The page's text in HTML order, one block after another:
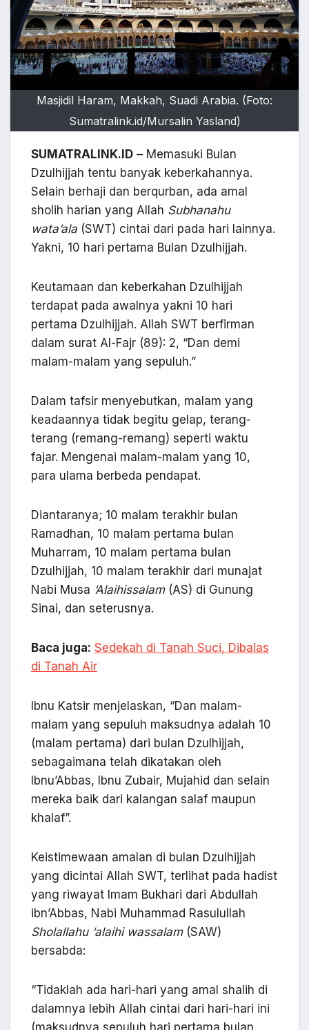
Masjidil Haram, Makkah, Suadi Arabia. (Foto:
Sumatralink.id/Mursalin Yasland)
SUMATRALINK.ID – Memasuki Bulan
Dzulhijjah tentu banyak keberkahannya.
Selain berhaji dan berqurban, ada amal
sholih harian yang Allah Subhanahu
wata’ala (SWT) cintai dari pada hari lainnya.
Yakni, 10 hari pertama Bulan Dzulhijjah.
Keutamaan dan keberkahan Dzulhijjah
terdapat pada awalnya yakni 10 hari
pertama Dzulhijjah. Allah SWT berfirman
dalam surat Al-Fajr (89): 2, “Dan demi
malam-malam yang sepuluh.”
Dalam tafsir menyebutkan, malam yang
keadaannya tidak begitu gelap, terang-
terang (remang-remang) seperti waktu
fajar. Mengenai malam-malam yang 10,
para ulama berbeda pendapat.
Diantaranya; 10 malam terakhir bulan
Ramadhan, 10 malam pertama bulan
Muharram, 10 malam pertama bulan
Dzulhijjah, 10 malam terakhir dari munajat
Nabi Musa ‘Alaihissalam(AS) di Gunung
Sinai, dan seterusnya.
Baca juga: Sedekah di Tanah Suci, Dibalas
di Tanah Air
Ibnu Katsir menjelaskan, “Dan malam-
malam yang sepuluh maksudnya adalah 10
(malam pertama) dari bulan Dzulhijjah,
sebagaimana telah dikatakan oleh
Ibnu’Abbas, Ibnu Zubair, Mujahid dan selain
mereka baik dari kalangan salaf maupun
khalaf”.
Keistimewaan amalan di bulan Dzulhijjah
yang dicintai Allah SWT, terlihat pada hadist
yang riwayat Imam Bukhari dari Abdullah
ibn’Abbas, Nabi Muhammad Rasulullah
Sholallahu ‘alaihi wassalam(SAW)
bersabda:
“Tidaklah ada hari-hari yang amal shalih di
dalamnya lebih Allah cintai dari hari-hari ini
(maksudnya sepuluh hari pertama bulan